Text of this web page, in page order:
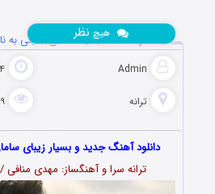
دانلود آهنگ جدید سامان جلیلی به
Admin ۰۴
ترانه
هیچ نظر
دانلود آهنگ جدید و بسیار زیبای
ترانه سرا و آهنگساز: مهدی